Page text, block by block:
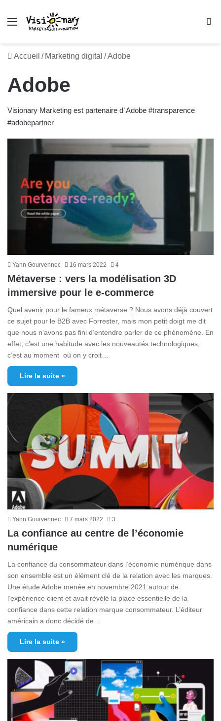
Menu
Accueil / Marketing digital /Adobe
Adobe
Visionary Marketing est partenaire d’ Adobe #transparence
#adobepartner
Yann Gourvennec 16 mars 2022 4
Métaverse : vers la modélisation 3D
immersive pour le e-commerce
Quel avenir pour le fameux métaverse ? Nous avons déjà couvert
ce sujet pour le B2B avec Forrester, mais mon petit doigt me dit
que nous n’avons pas fini d’entendre parler de ce phénomène. En
effet, c’est une habitude avec les nouveautés technologiques,
c’est au moment où on y croit…
Lire la suite »
Yann Gourvennec 7 mars 2022 3
La confiance au centre de l’économie
numérique
La confiance du consommateur dans l’économie numérique dans
son ensemble est un élément clé de la relation avec les marques.
Une étude Adobe menée en novembre 2021 autour de
l’expérience client et avait révélé la place essentielle de la
confiance dans cette relation marque consommateur. L’éditeur
américain a donc décidé de…
Lire la suite »